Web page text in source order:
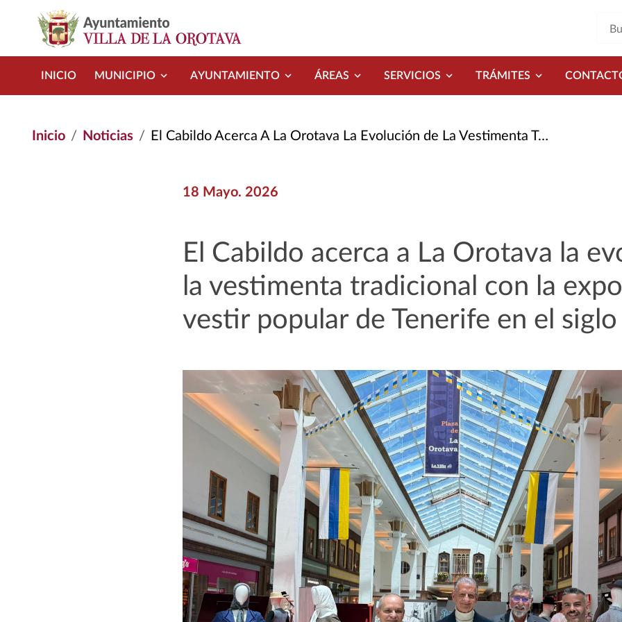
INICIO MUNICIPIO AYUNTAMIENTO ÁREAS SERVICIOS TRÁMITES
Inicio Noticias El Cabildo Acerca A La Orotava La Evolución de La Vestimenta Tradicional Con La Exposición ‘El Vestir Popular de Tenerife En El Siglo XX’
18 Mayo. 2026
El Cabildo acerca a La Orotava la
la vestimenta tradicional con la
vestir popular de Tenerife en el siglo